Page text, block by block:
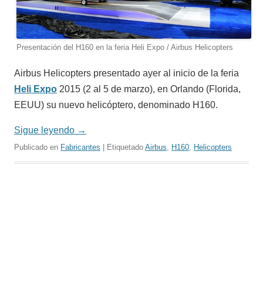
Presentación del H160 en la feria Heli Expo / Airbus Helicopters
Airbus Helicopters presentado ayer al inicio de la feria
Heli Expo 2015 (2 al 5 de marzo), en Orlando (Florida,
EEUU) su nuevo helicóptero, denominado H160.
Sigue leyendo →
Publicado en Fabricantes | Etiquetado Airbus H160 Helicopters